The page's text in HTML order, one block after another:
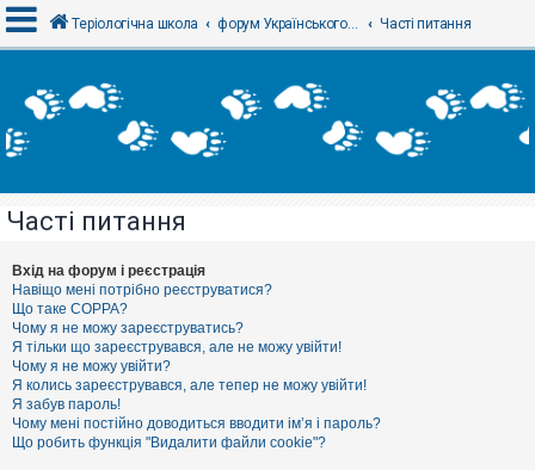
х
і
Р
є
с
т
р
а
ц
і
я
Т
Теріологічна школа форум Українського теріологічного товариства Часті питання
Часті питання
Вхід на форум і реєстрація
Навіщо мені потрібно реєструватися?
Що таке COPPA?
Чому я не можу зареєструватись?
Я тільки що зареєструвався, але не можу увійти!
Чому я не можу увійти?
Я колись зареєструвався, але тепер не можу увійти!
Я забув пароль!
Чому мені постійно доводиться вводити ім’я і пароль?
Що робить функція "Видалити файли cookie"?